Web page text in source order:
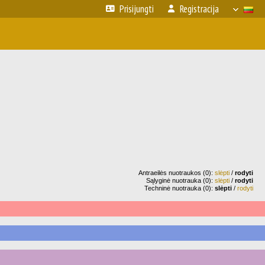
Prisijungti Registracija
Antraeilės nuotraukos (0): slėpti / rodyti
Sąlyginė nuotrauka (0): slėpti / rodyti
Techninė nuotrauka (0): slėpti / rodyti